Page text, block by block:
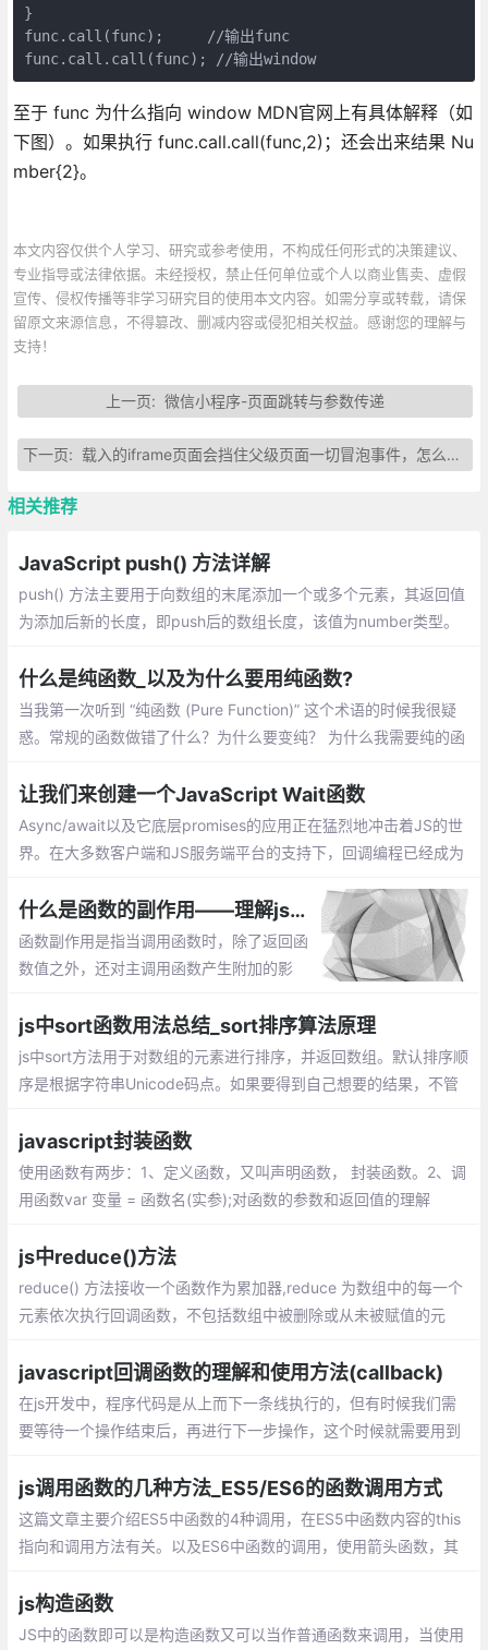
}
func.call(func);     //输出func
func.call.call(func); //输出window
至于 func 为什么指向 window MDN官网上有具体解释（如
下图）。如果执行 func.call.call(func,2)；还会出来结果 Nu
mber{2}。
本文内容仅供个人学习、研究或参考使用，不构成任何形式的决策建议、
专业指导或法律依据。未经授权，禁止任何单位或个人以商业售卖、虚假
宣传、侵权传播等非学习研究目的使用本文内容。如需分享或转载，请保
留原文来源信息，不得篡改、删减内容或侵犯相关权益。感谢您的理解与
支持！
上一页: 微信小程序-页面跳转与参数传递
下一页:载入的iframe页面会挡住父级页面一切冒泡事件，怎么破?
相关推荐
JavaScript push() 方法详解
push() 方法主要用于向数组的末尾添加一个或多个元素，其返回值
为添加后新的长度，即push后的数组长度，该值为number类型。
上、在对象使用push
什么是纯函数_以及为什么要用纯函数?
当我第一次听到 “纯函数 (Pure Function)” 这个术语的时候我很疑
惑。常规的函数做错了什么？为什么要变纯？ 为什么我需要纯的函
让我们来创建一个JavaScript Wait函数
Async/await以及它底层promises的应用正在猛烈地冲击着JS的世
界。在大多数客户端和JS服务端平台的支持下，回调编程已经成为
什么是函数的副作用——理解js编程中函数的副作用
函数副作用是指当调用函数时，除了返回函
数值之外，还对主调用函数产生附加的影
值，而且还做了其他的事情
js中sort函数用法总结_sort排序算法原理
js中sort方法用于对数组的元素进行排序，并返回数组。默认排序顺
序是根据字符串Unicode码点。如果要得到自己想要的结果，不管
小，然后返回一个用于说明这两个值的相对顺序的数字
javascript封装函数
使用函数有两步：1、定义函数，又叫声明函数， 封装函数。2、调
用函数var 变量 = 函数名(实参);对函数的参数和返回值的理解
js中reduce()方法
reduce() 方法接收一个函数作为累加器,reduce 为数组中的每一个
元素依次执行回调函数，不包括数组中被删除或从未被赋值的元
值，当前索引，原数组。
javascript回调函数的理解和使用方法(callback)
在js开发中，程序代码是从上而下一条线执行的，但有时候我们需
要等待一个操作结束后，再进行下一步操作，这个时候就需要用到
()构造函数创建的Function对象。
js调用函数的几种方法_ES5/ES6的函数调用方式
这篇文章主要介绍ES5中函数的4种调用，在ES5中函数内容的this
指向和调用方法有关。以及ES6中函数的调用，使用箭头函数，其
js构造函数
JS中的函数即可以是构造函数又可以当作普通函数来调用，当使用